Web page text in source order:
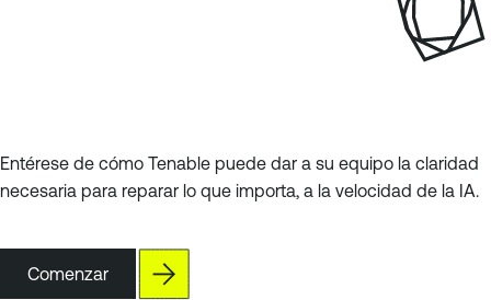
Entérese de cómo Tenable puede dar a su equipo la claridad
necesaria para reparar lo que importa, a la velocidad de la IA.
Comenzar